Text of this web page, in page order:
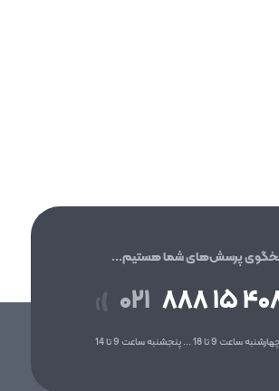
پرسش‌های شما هستیم...
(( ۰۲۱ ۱۵ ۴۰۸
9 تا 18 ... پنجشنبه ساعت 9 تا 14